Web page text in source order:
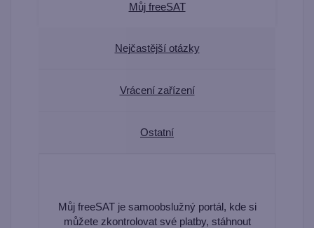
Můj freeSAT
Nejčastější otázky
Vrácení zařízení
Ostatní
Můj freeSAT je samoobslužný portál, kde si
můžete zkontrolovat své platby, stáhnout